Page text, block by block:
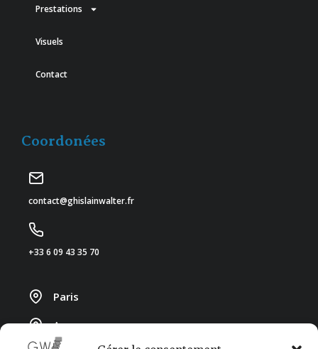
Prestations
Visuels
Contact
Coordonées
contact@ghislainwalter.fr
+33 6 09 43 35 70
Paris
Annecy